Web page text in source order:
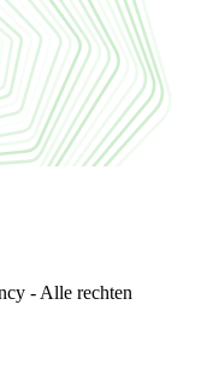
- Alle rechten